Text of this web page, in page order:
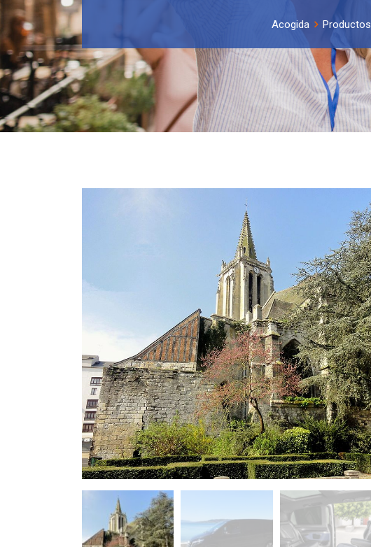
Acogida Productos